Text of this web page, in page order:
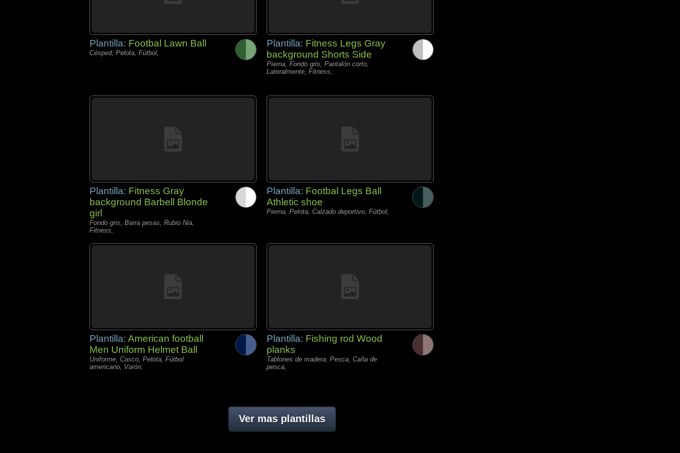
Plantilla: Footbal Lawn Ball
Césped, Pelota, Fútbol,
Plantilla: Fitness Legs Gray
background Shorts Side
Pierna, Fondo gris, Pantalón corto,
Lateralmente, Fitness,
Plantilla: Fitness Gray
background Barbell Blonde
girl
Fondo gris, Barra pesas, Rubio Nia,
Fitness,
Plantilla: Footbal Legs Ball
Athletic shoe
Pierna, Pelota, Calzado deportivo, Fútbol,
Plantilla: American football
Men Uniform Helmet Ball
Uniforme, Casco, Pelota, Fútbol
americano, Varón,
Plantilla: Fishing rod Wood
planks
Tablones de madera, Pesca, Caña de
pesca,
Ver mas plantillas